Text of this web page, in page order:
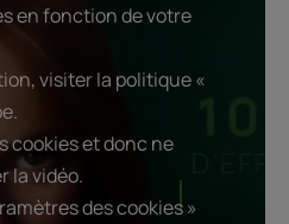
en fonction de votre
visiter la politique «
cookies et donc ne
la vidéo.
des cookies »